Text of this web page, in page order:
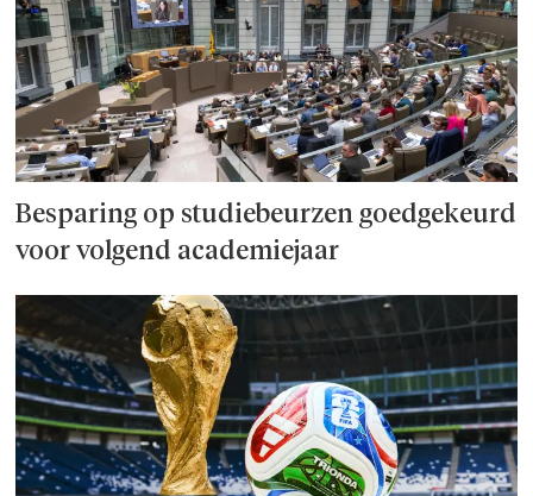
Besparing op studie­beurzen goed­ge­keurd
voor volgend academiejaar